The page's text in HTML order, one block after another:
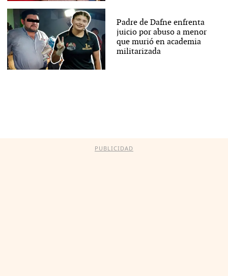
Padre de Dafne enfrenta
juicio por abuso a menor
que murió en academia
militarizada
PUBLICIDAD